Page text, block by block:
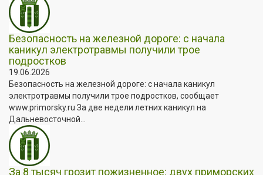
Безопасность на железной дороге: с начала
каникул электротравмы получили трое
подростков
19.06.2026
Безопасность на железной дороге: с начала каникул
электротравмы получили трое подростков, сообщает
www.primorsky.ru За две недели летних каникул на
Дальневосточной...
За 8 тысяч грозит пожизненное: двух приморских